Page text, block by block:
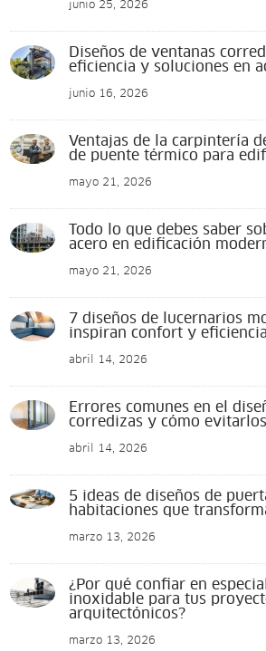
junio 25, 2026
Diseños de ventanas
eficiencia y soluciones en
junio 16, 2026
Ventajas de la carpintería
de puente térmico para
mayo 21, 2026
Todo lo que debes saber
acero en edificación
mayo 21, 2026
7 diseños de lucernarios
inspiran confort y
abril 14, 2026
Errores comunes en el
corredizas y cómo evitarlos
abril 14, 2026
5 ideas de diseños de
habitaciones que
marzo 13, 2026
¿Por qué confiar en
inoxidable para tus
arquitectónicos?
marzo 13, 2026